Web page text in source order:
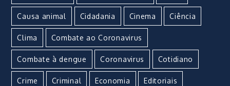
Causa animal Cidadania Cinema Ciência
Clima Combate ao Coronavirus
Combate à dengue Coronavirus Cotidiano
Crime Criminal Economia Editoriais